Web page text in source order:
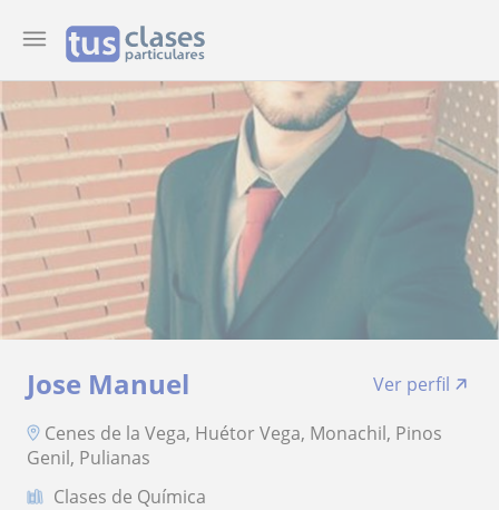
Jose Manuel
Ver perfil
Cenes de la Vega, Huétor Vega, Monachil, Pinos
Genil, Pulianas
Clases de Química